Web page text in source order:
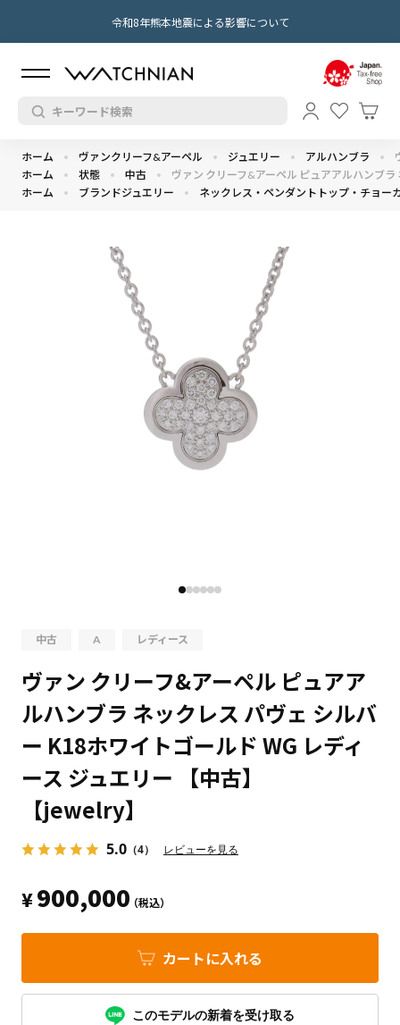
令和8年熊本地震による影響について
ホーム ヴァンクリーフ&アーペル ジュエリー アルハンブラ
ホーム
状態 中古
ヴァン クリーフ&アーペル ピュアアルハンブ
ホーム
ブランドジュエリー ネックレス・ペンダントトップ・チョー
中古 A レディース
ヴァン クリーフ&アーペル ピュアア
ルハンブラ ネックレス パヴェ シルバ
ー K18ホワイトゴールド WG レディ
ース ジュエリー 【中古】
【jewelry】
5.0 （4） レビューを見る
¥900,000（税込）
カートに入れる
このモデルの新着を受け取る